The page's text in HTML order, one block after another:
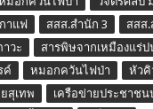
าแฟ สสส.สำนัก 3
สสส
วะ
สารพิษจากเหมืองแร่
ค์ หมอกควันไฟป่า
หัวคิ
สุเทพ
เครือข่ายประชาช